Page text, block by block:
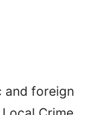
and foreign